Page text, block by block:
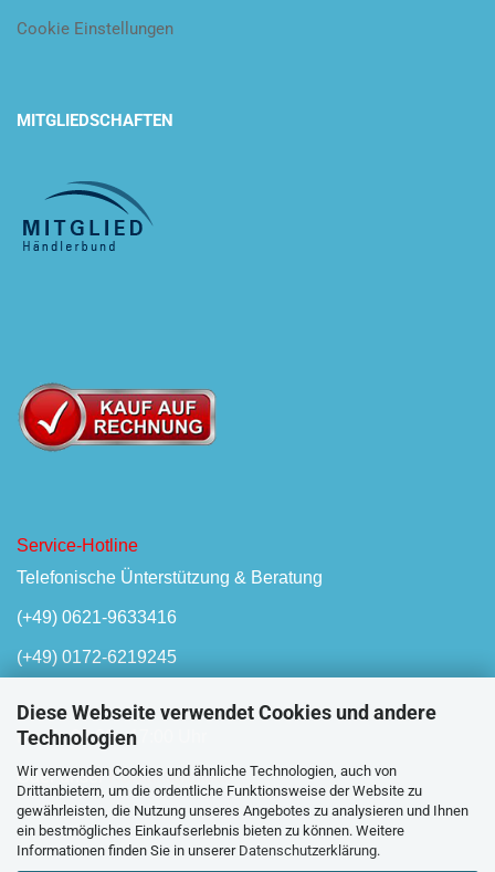
Diese Webseite verwendet Cookies und andere
Technologien
Wir verwenden Cookies und ähnliche Technologien, auch von
Drittanbietern, um die ordentliche Funktionsweise der Website zu
gewährleisten, die Nutzung unseres Angebotes zu analysieren und Ihnen
ein bestmögliches Einkaufserlebnis bieten zu können. Weitere
Informationen finden Sie in unserer Datenschutzerklärung.
Cookie Einstellungen
MITGLIEDSCHAFTEN
Service-Hotline
Telefonische Ünterstützung & Beratung
(+49) 0621-9633416
(+49) 0172-6219245
Mo-Fr, 08:00 - 17:00 Uhr
Oder unserKontaktformular